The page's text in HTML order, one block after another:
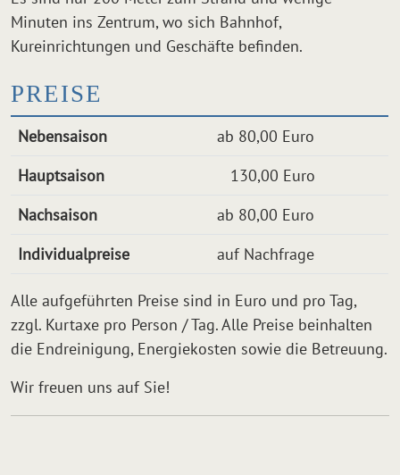
Minuten ins Zentrum, wo sich Bahnhof,
Kureinrichtungen und Geschäfte befinden.
PREISE
Nebensaison
ab 80,00 Euro
Hauptsaison
130,00 Euro
Nachsaison
ab 80,00 Euro
Individualpreise
auf Nachfrage
Alle aufgeführten Preise sind in Euro und pro Tag,
zzgl. Kurtaxe pro Person / Tag. Alle Preise beinhalten
die Endreinigung, Energiekosten sowie die Betreuung.
Wir freuen uns auf Sie!